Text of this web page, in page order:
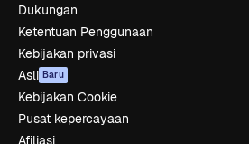
Dukungan
Ketentuan Penggunaan
Kebijakan privasi
Asli Baru
Kebijakan Cookie
Pusat kepercayaan
Afiliasi